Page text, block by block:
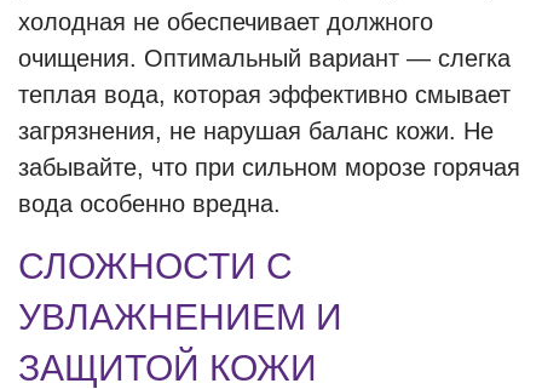
холодная не обеспечивает должного
очищения. Оптимальный вариант — слегка
теплая вода, которая эффективно смывает
загрязнения, не нарушая баланс кожи. Не
забывайте, что при сильном морозе горячая
вода особенно вредна.
СЛОЖНОСТИ С
УВЛАЖНЕНИЕМ И
ЗАЩИТОЙ КОЖИ